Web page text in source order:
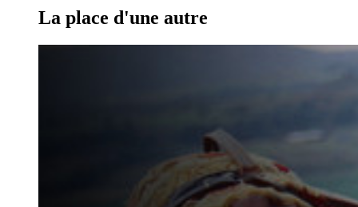
La place d'une autre